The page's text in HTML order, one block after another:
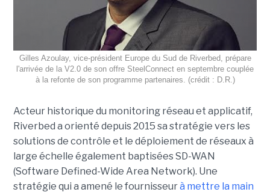
Gilles Azoulay, vice-président Europe du Sud de Riverbed, prépare
l'arrivée de la V2.0 de son offre SteelConnect en septembre couplée
à la refonte de son programme partenaires. (crédit : D.R.)
Acteur historique du monitoring réseau et applicatif,
Riverbed a orienté depuis 2015 sa stratégie vers les
solutions de contrôle et le déploiement de réseaux à
large échelle également baptisées SD-WAN
(Software Defined-Wide Area Network). Une
stratégie qui a amené le fournisseurà mettre la main